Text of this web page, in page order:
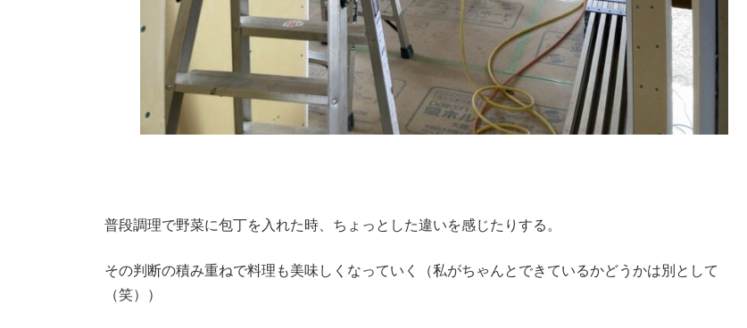
普段調理で野菜に包丁を入れた時、ちょっとした違いを感じたりする。
その判断の積み重ねで料理も美味しくなっていく（私がちゃんとできているかどうかは別として
（笑））